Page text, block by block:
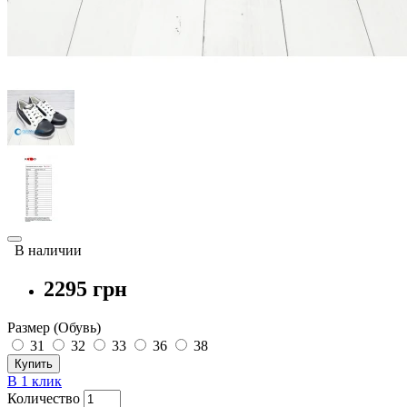
В наличии
2295 грн
Размер (Обувь)
31
32 33 36 38
Купить
В 1 клик
Количество